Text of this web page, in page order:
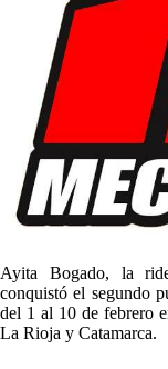
Ayita Bogado, la
conquistó el segundo
del 1 al 10 de febrero
La Rioja y Catamarca.